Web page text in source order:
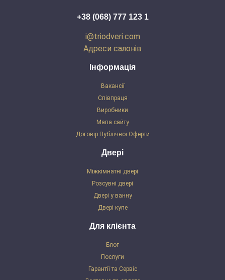
Інформація
Вакансії
Співпраця
Виробники
Мапа сайту
Договір Публічної Оферти
Двері
Міжкімнатні двері
Розсувні двері
Двері у ванну
Двері купе
Для клієнта
Блог
Послуги
Гарантії та Сервіс
+38 (068) 777 123 1
i@triodveri.com
Адреси салонів